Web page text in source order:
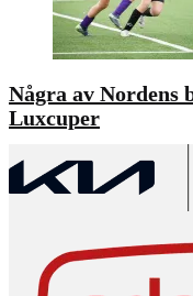
Några av Nordens
Luxcuper